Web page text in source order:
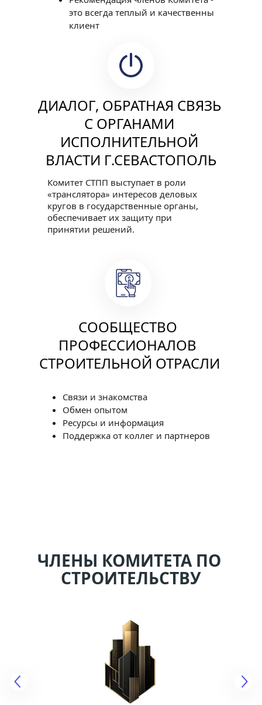
Комитет СТПП выступает в роли
«транслятора» интересов деловых
кругов в государственные органы,
обеспечивает их защиту при
принятии решений.
С ОРГАНАМИ
ИСПОЛНИТЕЛЬНОЙ
ВЛАСТИ Г.СЕВАСТОПОЛЬ
это всегда теплый и качественны
клиент
СООБЩЕСТВО
ПРОФЕССИОНАЛОВ
СТРОИТЕЛЬНОЙ ОТРАСЛИ
Связи и знакомства
Обмен опытом
Ресурсы и информация
Поддержка от коллег и партнеров
ЧЛЕНЫ КОМИТЕТА ПО
СТРОИТЕЛЬСТВУ